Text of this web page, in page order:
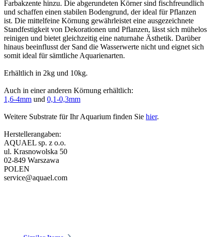
Farbakzente hinzu. Die abgerundeten Körner sind fischfreundlich
und schaffen einen stabilen Bodengrund, der ideal für Pflanzen
ist. Die mittelfeine Körnung gewährleistet eine ausgezeichnete
Standfestigkeit von Dekorationen und Pflanzen, lässt sich mühelos
reinigen und bietet gleichzeitig eine naturnahe Ästhetik. Darüber
hinaus beeinflusst der Sand die Wasserwerte nicht und eignet sich
somit ideal für sämtliche Aquarienarten.
Erhältlich in 2kg und 10kg.
Auch in einer anderen Körnung erhältlich:
1,6-4mm und 0,1-0,3mm
Weitere Substrate für Ihr Aquarium finden Sie hier.
Herstellerangaben:
AQUAEL sp. z o.o.
ul. Krasnowolska 50
02-849 Warszawa
POLEN
service@aquael.com